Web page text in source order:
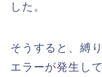
した。
そうすると、縛
エラーが発生し